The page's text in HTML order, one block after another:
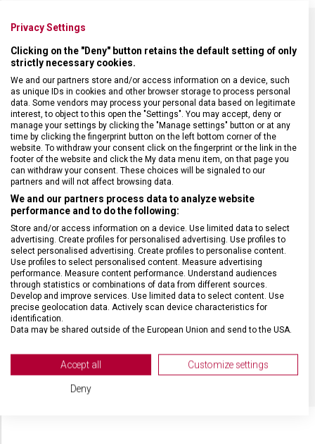
SPECIFIKACE PRODUKTU
DRUH ZBOŽÍ Kuchyňské vybavení
ZÁRUKA 24 měsíců
HMOTNOST 217 g
TYP OSTŘÍ Vlnkované
MATERIÁL RUKOJETI Polyoxymetylen (POM)
DÉLKA ČEPELE
BARVA Černá
Privacy Settings
Clicking on the "Deny" button retains the default setting of only
strictly necessary cookies.
We and our partners store and/or access information on a device, such
as unique IDs in cookies and other browser storage to process personal
data. Some vendors may process your personal data based on legitimate
interest, to object to this open the "Settings". You may accept, deny or
manage your settings by clicking the "Manage settings" button or at any
time by clicking the fingerprint button on the left bottom corner of the
website. To withdraw your consent click on the fingerprint or the link in the
footer of the website and click the My data menu item, on that page you
can withdraw your consent. These choices will be signaled to our
partners and will not affect browsing data.
We and our partners process data to analyze website
performance and to do the following:
Store and/or access information on a device. Use limited data to select
advertising. Create profiles for personalised advertising. Use profiles to
select personalised advertising. Create profiles to personalise content.
Use profiles to select personalised content. Measure advertising
performance. Measure content performance. Understand audiences
through statistics or combinations of data from different sources.
Develop and improve services. Use limited data to select content. Use
precise geolocation data. Actively scan device characteristics for
identification.
Data may be shared outside of the European Union and send to the USA.
View Partner List (2 IAB Vendors)
We use your data for the following purposes:
Accept all Customize settings
Deny